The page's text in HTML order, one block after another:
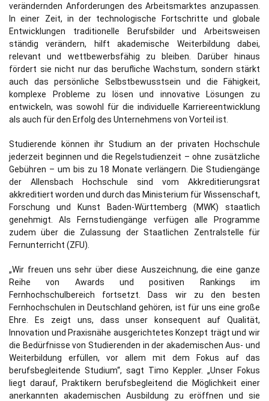
verändernden Anforderungen des Arbeitsmarktes anzupassen.
In einer Zeit, in der technologische Fortschritte und globale
Entwicklungen traditionelle Berufsbilder und Arbeitsweisen
ständig verändern, hilft akademische Weiterbildung dabei,
relevant und wettbewerbsfähig zu bleiben. Darüber hinaus
fördert sie nicht nur das berufliche Wachstum, sondern stärkt
auch das persönliche Selbstbewusstsein und die Fähigkeit,
komplexe Probleme zu lösen und innovative Lösungen zu
entwickeln, was sowohl für die individuelle Karriereentwicklung
als auch für den Erfolg des Unternehmens von Vorteil ist.
Studierende können ihr Studium an der privaten Hochschule
jederzeit beginnen und die Regelstudienzeit – ohne zusätzliche
Gebühren – um bis zu 18 Monate verlängern. Die Studiengänge
der Allensbach Hochschule sind vom Akkreditierungsrat
akkreditiert worden und durch das Ministerium für Wissenschaft,
Forschung und Kunst Baden-Württemberg (MWK) staatlich
genehmigt. Als Fernstudiengänge verfügen alle Programme
zudem über die Zulassung der Staatlichen Zentralstelle für
Fernunterricht (ZFU).
„Wir freuen uns sehr über diese Auszeichnung, die eine ganze
Reihe von Awards und positiven Rankings im
Fernhochschulbereich fortsetzt. Dass wir zu den besten
Fernhochschulen in Deutschland gehören, ist für uns eine große
Ehre. Es zeigt uns, dass unser konsequent auf Qualität,
Innovation und Praxisnähe ausgerichtetes Konzept trägt und wir
die Bedürfnisse von Studierenden in der akademischen Aus- und
Weiterbildung erfüllen, vor allem mit dem Fokus auf das
berufsbegleitende Studium“, sagt Timo Keppler. „Unser Fokus
liegt darauf, Praktikern berufsbegleitend die Möglichkeit einer
anerkannten akademischen Ausbildung zu eröffnen und sie